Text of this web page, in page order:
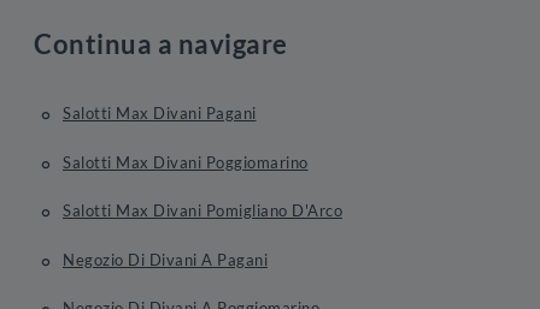
Continua a navigare
Salotti Max Divani Pagani
Salotti Max Divani Poggiomarino
Salotti Max Divani Pomigliano D'Arco
Negozio Di Divani A Pagani